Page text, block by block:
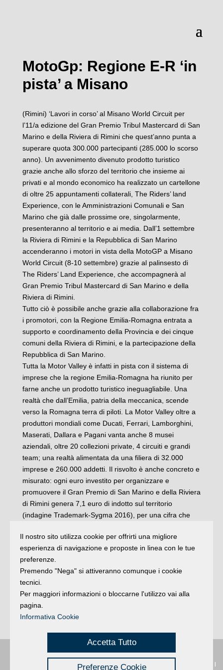
MotoGp: Regione E-R ‘in
pista’ a Misano
(Rimini) ‘Lavori in corso’ al Misano World Circuit per
l’11/a edizione del Gran Premio Tribul Mastercard di San
Marino e della Riviera di Rimini che quest’anno punta a
superare quota 300.000 partecipanti (285.000 lo scorso
anno). Un avvenimento divenuto prodotto turistico
grazie anche allo sforzo del territorio che insieme ai
privati e al mondo economico ha realizzato un cartellone
di oltre 25 appuntamenti collaterali, The Riders’ land
Experience, con le Amministrazioni Comunali e San
Marino che già dalle prossime ore, singolarmente,
presenteranno al territorio e ai media. Dall’1 settembre
la Riviera di Rimini e la Repubblica di San Marino
accenderanno i motori in vista della MotoGP a Misano
World Circuit (8-10 settembre) grazie al palinsesto di
The Riders’ Land Experience, che accompagnerà al
Gran Premio Tribul Mastercard di San Marino e della
Riviera di Rimini.
Tutto ciò è possibile anche grazie alla collaborazione fra
i promotori, con la Regione Emilia-Romagna entrata a
supporto e coordinamento della Provincia e dei cinque
comuni della Riviera di Rimini, e la partecipazione della
Repubblica di San Marino.
Tutta la Motor Valley è infatti in pista con il sistema di
imprese che la regione Emilia-Romagna ha riunito per
farne anche un prodotto turistico ineguagliabile. Una
realtà che dall’Emilia, patria della meccanica, scende
verso la Romagna terra di piloti. La Motor Valley oltre a
produttori mondiali come Ducati, Ferrari, Lamborghini,
Maserati, Dallara e Pagani vanta anche 8 musei
aziendali, oltre 20 collezioni private, 4 circuiti e grandi
team; una realtà alimentata da una filiera di 32.000
imprese e 260.000 addetti. Il risvolto è anche concreto e
misurato: ogni euro investito per organizzare e
promuovere il Gran Premio di San Marino e della Riviera
di Rimini genera 7,1 euro di indotto sul territorio
(indagine Trademark-Sygma 2016), per una cifra che
sommano ad una visibilità mediatica mondiale, in vista di
una edizione 2017 che si annuncia in linea con quella
dello scorso anno, quando ci fu il record di oltre 158.000
spettatori nel weekend, ottavo miglior risultato fra i 18
appuntamenti del motomondiale.
Anche tutti gli spazi commerciali disponibili sono sold out
da mesi, con oltre 6.000 persone ospiti nella settimana
dei marchi fra i più prestigiosi al mondo (ANSA).
é una testata registrata presso il Tribunale di
|
Il nostro sito utilizza cookie per offrirti una migliore
esperienza di navigazione e proposte in linea con le tue
preferenze.
Premendo "Nega" si attiveranno comunque i cookie
tecnici.
Per maggiori informazioni o bloccarne l'utilizzo vai alla
pagina.
Informativa Cookie
Accetta Tutto
Preferenze Cookie